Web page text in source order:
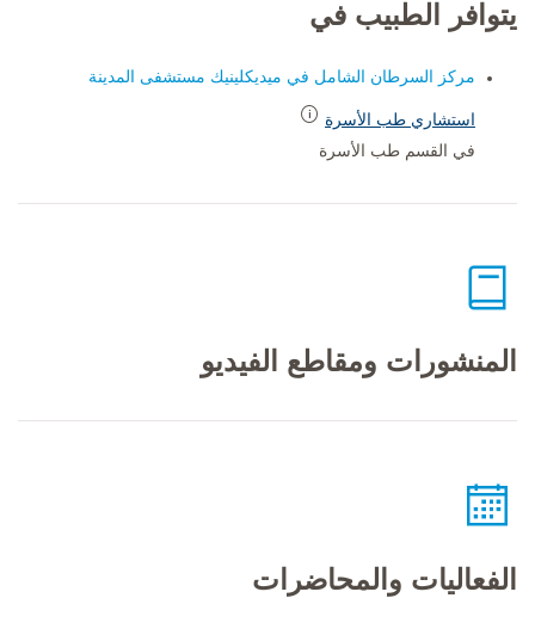
يتوافر الطبيب في
مركز السرطان الشامل في ميديكلينيك مستشفى المدينة
استشاري طب الأسرة
في القسم طب الأسرة
المنشورات ومقاطع الفيديو
الفعاليات والمحاضرات